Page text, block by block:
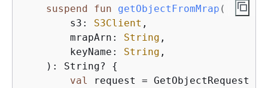
suspend fun getObjectFromMrap (
        s3:
S3Client ,
        mrapArn:
String ,
        keyName:
String ,
    )
: String? {
val
request = GetObjectRequest